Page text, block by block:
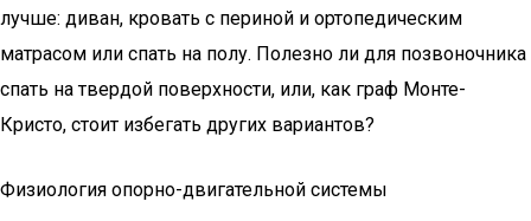
лучше: диван, кровать с периной и ортопедическим
матрасом или спать на полу. Полезно ли для позвоночника
спать на твердой поверхности, или, как граф Монте-
Кристо, стоит избегать других вариантов?
Физиология опорно-двигательной системы